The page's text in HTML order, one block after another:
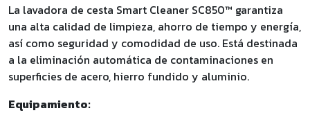
La lavadora de cesta Smart Cleaner SC850™ garantiza
una alta calidad de limpieza, ahorro de tiempo y energía,
así como seguridad y comodidad de uso. Está destinada
a la eliminación automática de contaminaciones en
superficies de acero, hierro fundido y aluminio.
Equipamiento: